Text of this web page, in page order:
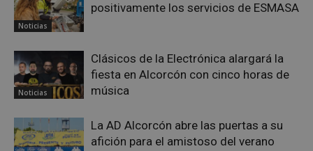
Noticias
positivamente los servicios de ESMASA
Noticias
Clásicos de la Electrónica alargará la
fiesta en Alcorcón con cinco horas de
música
La AD Alcorcón abre las puertas a su
afición para el amistoso del verano
sp_landing
Spotify Inc.
.spotify.com
23 horas 59